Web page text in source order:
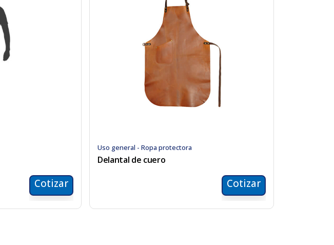
Cotizar
Uso general - Ropa protectora
Delantal de cuero
Cotizar